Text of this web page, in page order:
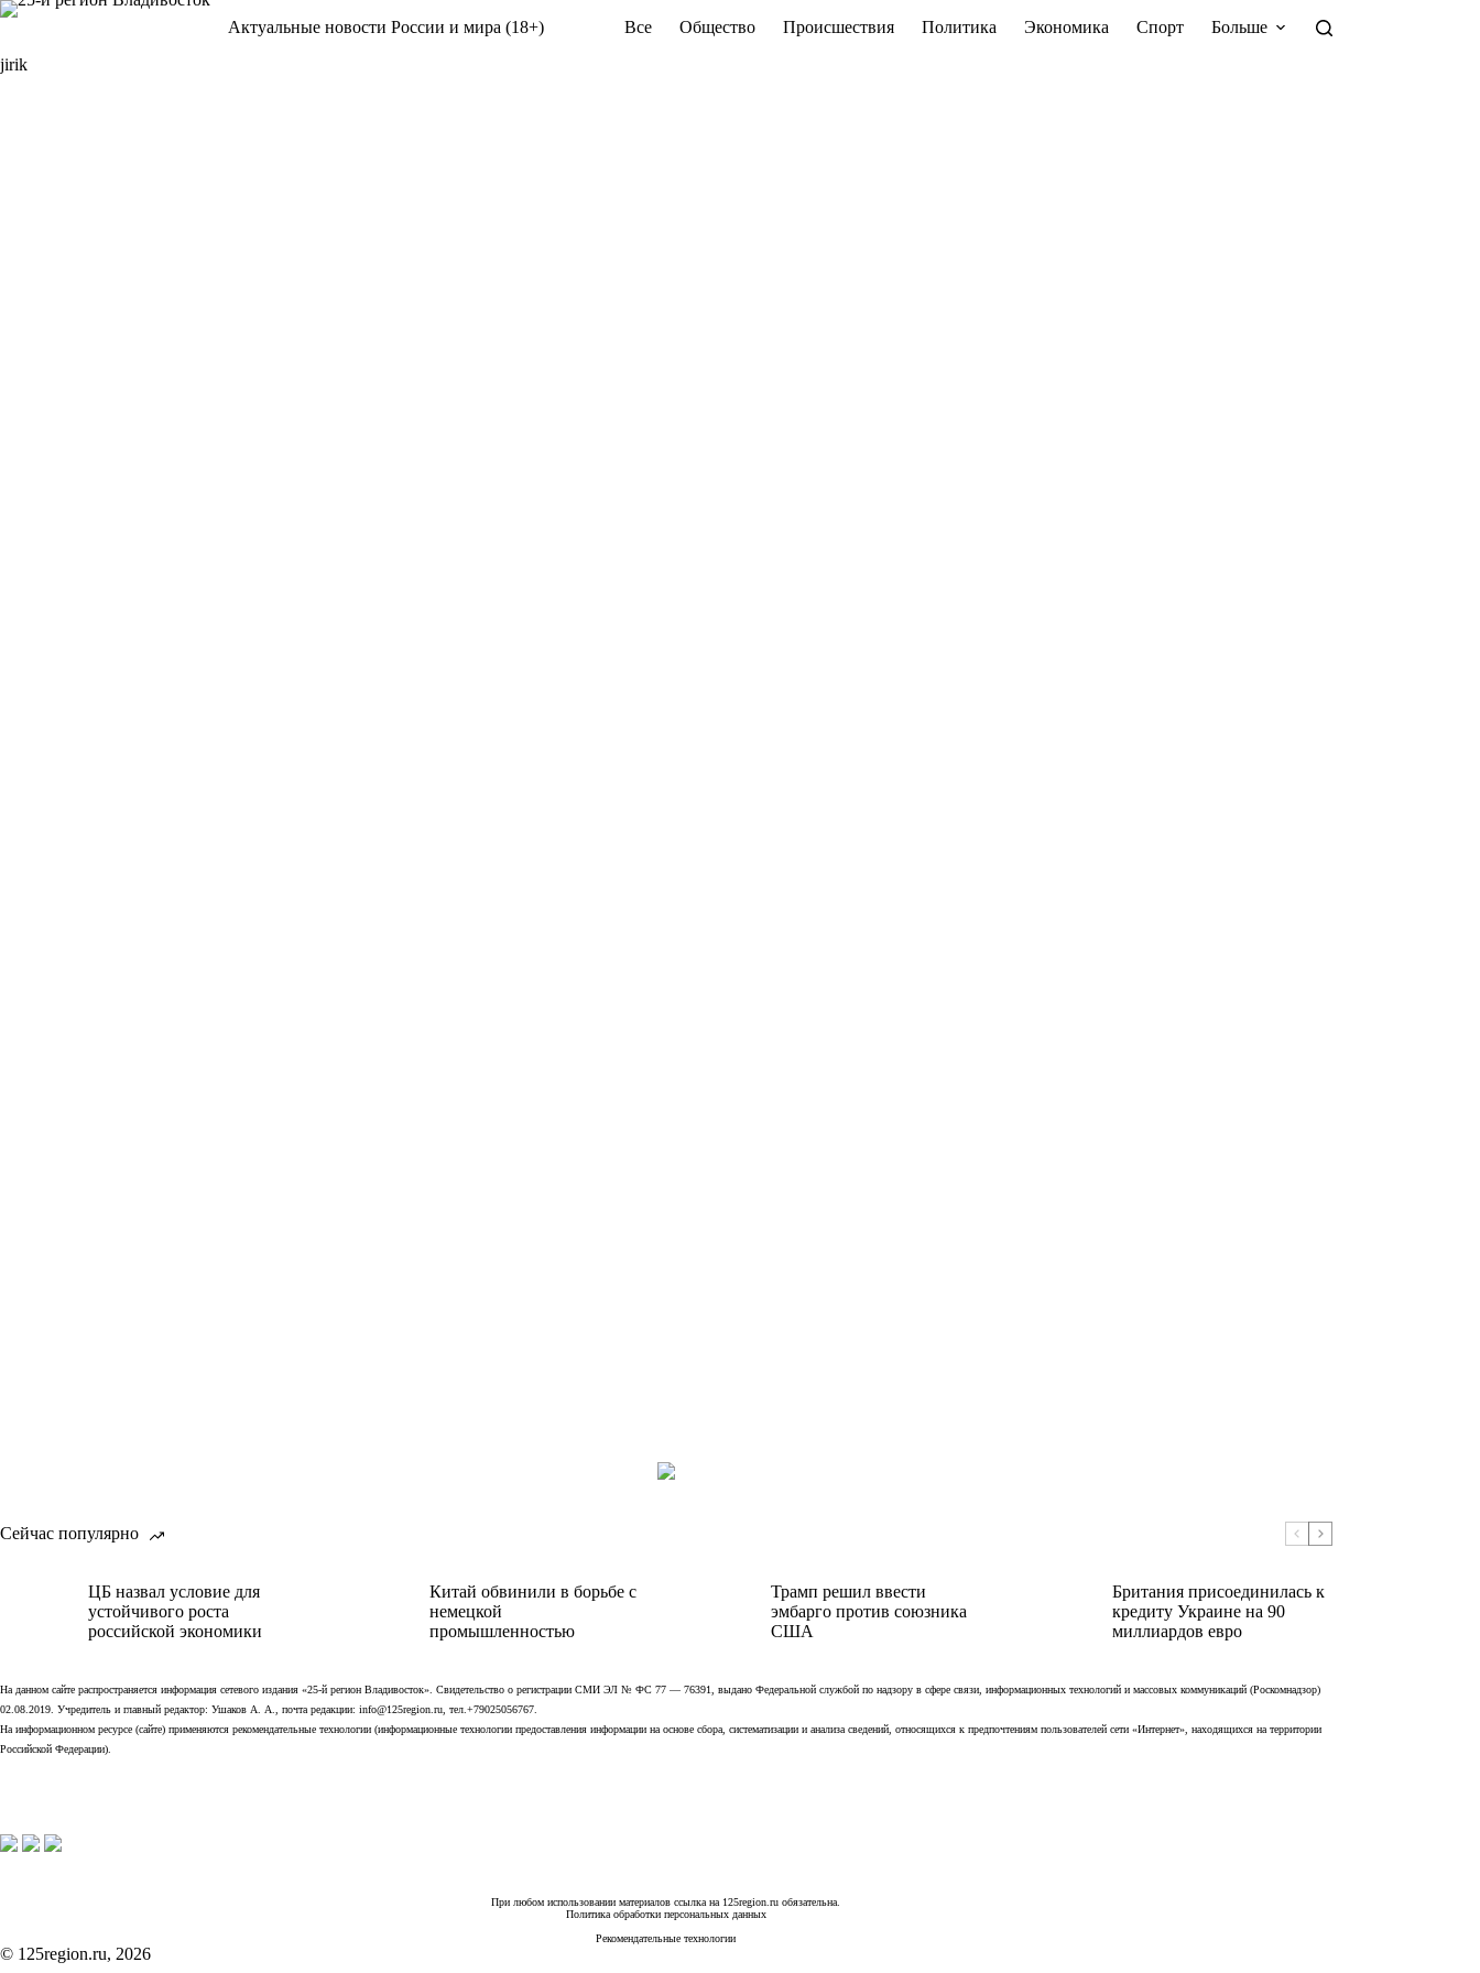
Перейти
Актуальные новости России и мира (18+) Все Общество Происшествия Политика Экономика Спорт
Больше
jirik
Сейчас популярно
ЦБ назвал условие для
устойчивого роста
российской экономики
Китай обвинили в борьбе с
немецкой
промышленностью
Трамп решил ввести
эмбарго против союзника
США
Британия присоединилась к
кредиту Украине на 90
миллиардов евро
На данном сайте распространяется информация сетевого издания «25-й регион Владивосток». Свидетельство о регистрации СМИ ЭЛ № ФС 77 — 76391, выдано Федеральной службой по надзору в сфере связи, информационных технологий и массовых коммуникаций (Роскомнадзор)
02.08.2019. Учредитель и главный редактор: Ушаков А. А., почта редакции: info@125region.ru, тел.+79025056767.
На информационном ресурсе (сайте) применяются рекомендательные технологии (информационные технологии предоставления информации на основе сбора, систематизации и анализа сведений, относящихся к предпочтениям пользователей сети «Интернет», находящихся на территории
Российской Федерации).
При любом использовании материалов ссылка на 125region.ru обязательна.
Политика обработки персональных данных
Рекомендательные технологии
© 125region.ru, 2026